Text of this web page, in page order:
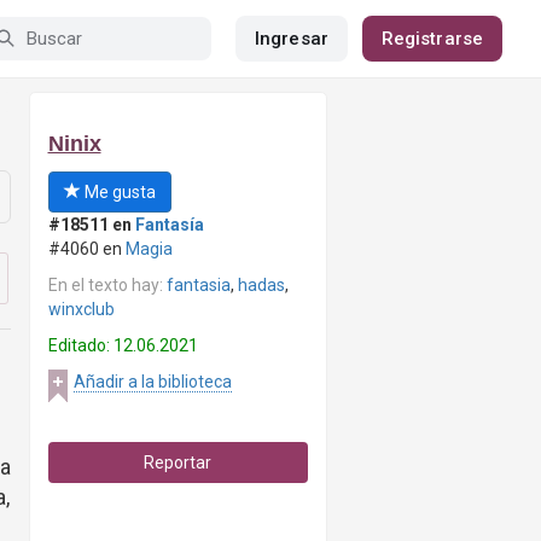
Ingresar Registrarse
Ninix
Me gusta
#18511 en Fantasía
#4060 en Magia
En el texto hay: fantasia, hadas,
winxclub
Editado: 12.06.2021
Añadir a la biblioteca
Reportar